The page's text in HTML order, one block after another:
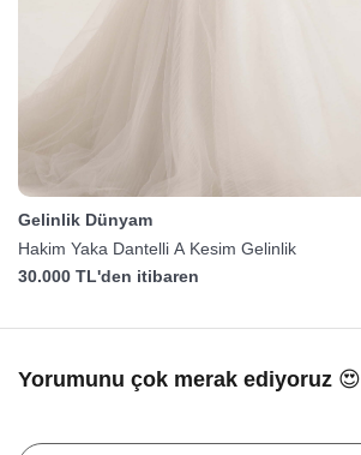
Gelinlik Dünyam
Hakim Yaka Dantelli A Kesim Gelinlik
30.000 TL'den itibaren
Yorumunu çok merak ediyoruz 😍